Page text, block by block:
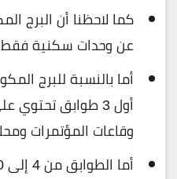
عن وحدات سكنية
أول 3 طوابق
وقاعات المؤتمرات
أما الطوابق من 4 إلى 20 فهو سكني.